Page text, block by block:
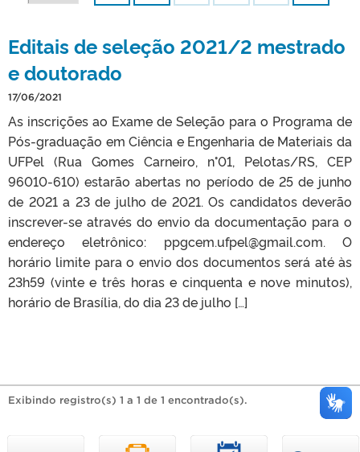
Editais de seleção 2021/2 mestrado
e doutorado
17/06/2021
As inscrições ao Exame de Seleção para o Programa de
Pós-graduação em Ciência e Engenharia de Materiais da
UFPel (Rua Gomes Carneiro, n°01, Pelotas/RS, CEP
96010-610) estarão abertas no período de 25 de junho
de 2021 a 23 de julho de 2021. Os candidatos deverão
inscrever-se através do envio da documentação para o
endereço eletrônico: ppgcem.ufpel@gmail.com. O
horário limite para o envio dos documentos será até às
23h59 (vinte e três horas e cinquenta e nove minutos),
horário de Brasília, do dia 23 de julho […]
Exibindo registro(s) 1 a 1 de 1 encontrado(s).